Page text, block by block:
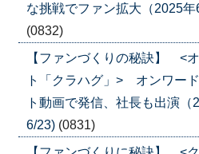
な挑戦でファン拡大（2025
(0832)
【ファンづくりの秘訣】 <
ト「クラハグ」> オンワー
ト動画で発信、社長も出演
6/23) (0831)